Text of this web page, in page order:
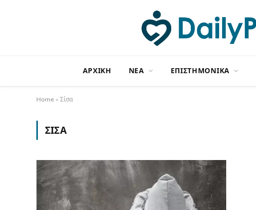
ΑΡΧΙΚΗ NΕΑ ΕΠΙΣΤΗΜΟΝΙΚΑ
Home » Σίσα
ΣΊΣΑ